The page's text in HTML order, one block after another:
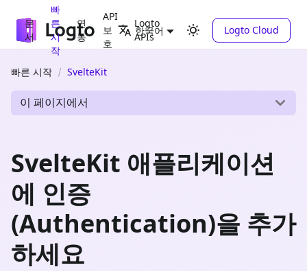
문
서
빠
른
시
작
연
동
API
보
호
Logto
APIs
한국어 Logto Cloud
빠른 시작 SvelteKit
이 페이지에서
SvelteKit 애플리케이션
에 인증
(Authentication)을 추가
하세요